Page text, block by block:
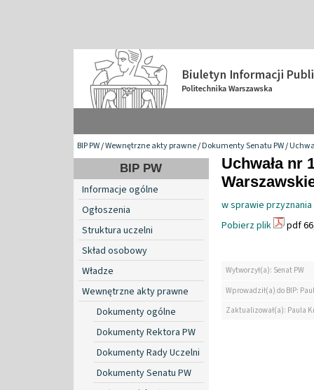
BIP PW/Wewnętrzne akty prawne/Dokumenty Senatu PW/
BIP PW
Informacje ogólne
Ogłoszenia
Struktura uczelni
Skład osobowy
Władze
Wewnętrzne akty prawne
Dokumenty ogólne
Dokumenty Rektora PW
Dokumenty Rady Uczelni
Dokumenty Senatu PW
Uchwała nr
w sprawie
Pobierz plik
pdf
Wytworzył(a): Senat PW
Wprowadził(a) do BIP:
Zaktualizował(a): Paula